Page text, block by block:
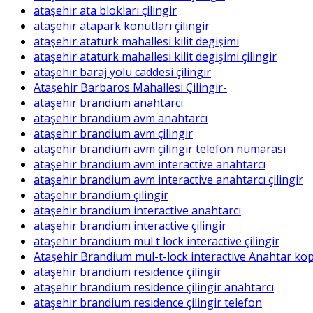
ataşehir ata blokları çilingir
ataşehir atapark konutları çilingir
ataşehir atatürk mahallesi kilit degişimi
ataşehir atatürk mahallesi kilit degişimi çilingir
ataşehir baraj yolu caddesi çilingir
Ataşehir Barbaros Mahallesi Çilingir-
ataşehir brandium anahtarcı
ataşehir brandium avm anahtarcı
ataşehir brandium avm çilingir
ataşehir brandium avm çilingir telefon numarası
ataşehir brandium avm interactive anahtarcı
ataşehir brandium avm interactive anahtarcı çilingir
ataşehir brandium çilingir
ataşehir brandium interactive anahtarcı
ataşehir brandium interactive çilingir
ataşehir brandium mul t lock interactive çilingir
Ataşehir Brandium mul-t-lock interactive Anahtar
ataşehir brandium residence çilingir
ataşehir brandium residence çilingir anahtarcı
ataşehir brandium residence çilingir telefon